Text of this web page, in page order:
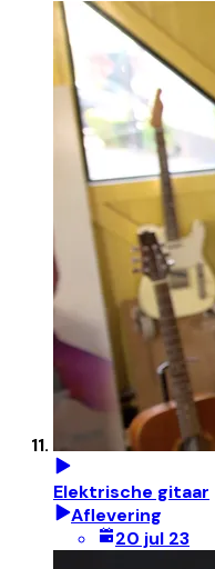
Elektrische gitaar
Aflevering
20 jul 23